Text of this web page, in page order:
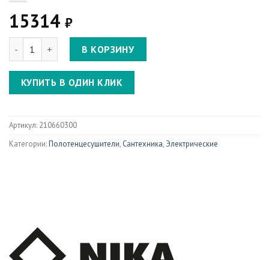
15314 ₽
Количество ЛП (г2)-60/60/67 без полочки электрический
В КОРЗИНУ
КУПИТЬ В ОДИН КЛИК
Артикул: 210660300
Категории:Полотенцесушители, Сантехника, Электрические